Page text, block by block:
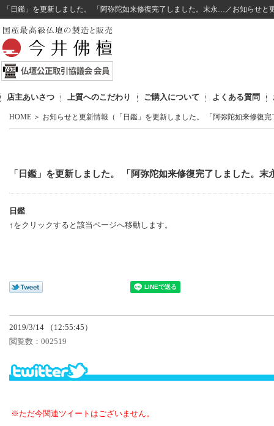
「日鑑」を更新しました。 「阿弥陀如来修復完了しました。末永…／お知らせと
店主あいさつ 上質へのこだわり ご購入について よくある質問
HOME ＞ お知らせと更新情報（「日鑑」を更新しました。 「阿弥陀如来修復
「日鑑」を更新しました。 「阿弥陀如来修復完了しました。
日鑑
↑をクリックすると該当ページへ移動します。
2019/3/14 （12:55:45）
閲覧数： 002519
※ただ今関連ツイートはございません。